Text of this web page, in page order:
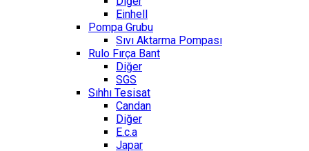
Einhell
Pompa Grubu
Sıvı Aktarma Pompası
Rulo Fırça Bant
Diğer
SGS
Sıhhı Tesisat
Candan
Diğer
E.c.a
Japar